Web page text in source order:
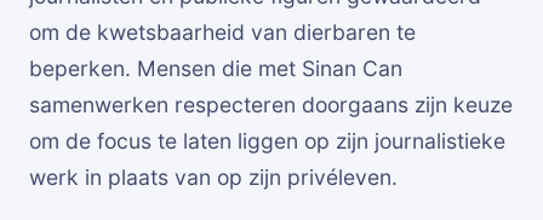
om de kwetsbaarheid van dierbaren te
beperken. Mensen die met Sinan Can
samenwerken respecteren doorgaans zijn keuze
om de focus te laten liggen op zijn journalistieke
werk in plaats van op zijn privéleven.